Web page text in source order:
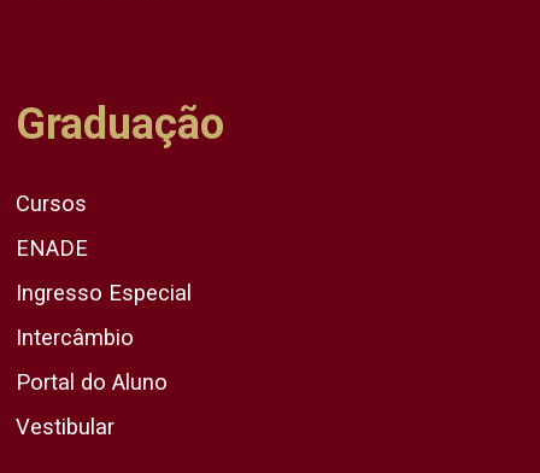
Graduação
Cursos
ENADE
Ingresso Especial
Intercâmbio
Portal do Aluno
Vestibular